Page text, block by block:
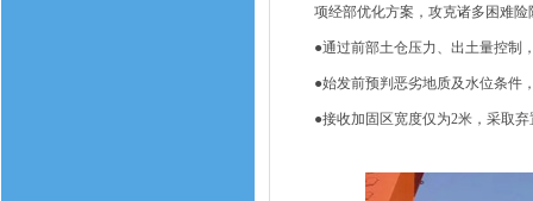
项经部优化方案，攻克诸多困难险
●通过前部土仓压力、出土量控制
●始发前预判恶劣地质及水位条件
●接收加固区宽度仅为2米，采取弃